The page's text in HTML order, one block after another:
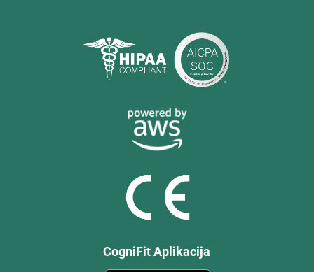
CogniFit Aplikacija